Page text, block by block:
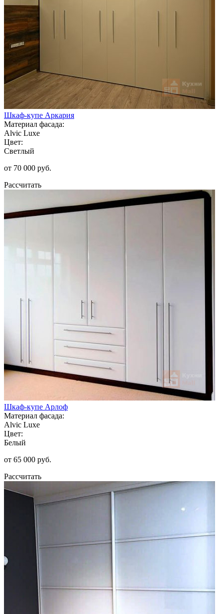
Шкаф-купе Аркария
Материал фасада:
Alvic Luxe
Цвет:
Светлый
от 70 000 руб.
Рассчитать
Шкаф-купе Арлоф
Материал фасада:
Alvic Luxe
Цвет:
Белый
от 65 000 руб.
Рассчитать